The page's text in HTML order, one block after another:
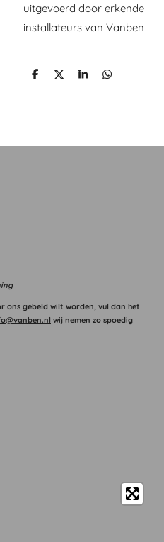
uitgevoerd door erkende
installateurs van Vanben
D
D
S
D
ons gebeld wilt worden, vul dan het
wij nemen zo spoedig